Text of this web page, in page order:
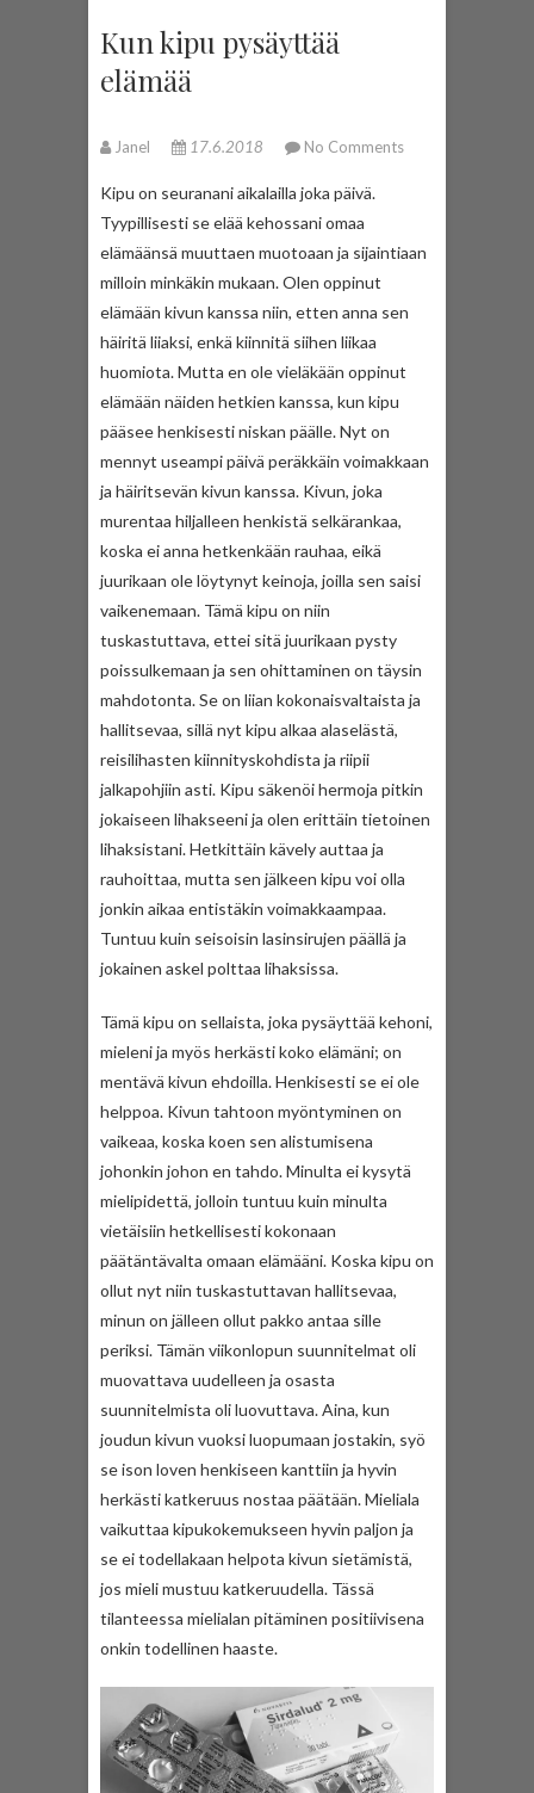
Kun kipu pysäyttää
elämää
Janel 17.6.2018 No Comments
Kipu on seuranani aikalailla joka päivä.
Tyypillisesti se elää kehossani omaa
elämäänsä muuttaen muotoaan ja sijaintiaan
milloin minkäkin mukaan. Olen oppinut
elämään kivun kanssa niin, etten anna sen
häiritä liiaksi, enkä kiinnitä siihen liikaa
huomiota. Mutta en ole vieläkään oppinut
elämään näiden hetkien kanssa, kun kipu
pääsee henkisesti niskan päälle. Nyt on
mennyt useampi päivä peräkkäin voimakkaan
ja häiritsevän kivun kanssa. Kivun, joka
murentaa hiljalleen henkistä selkärankaa,
koska ei anna hetkenkään rauhaa, eikä
juurikaan ole löytynyt keinoja, joilla sen saisi
vaikenemaan. Tämä kipu on niin
tuskastuttava, ettei sitä juurikaan pysty
poissulkemaan ja sen ohittaminen on täysin
mahdotonta. Se on liian kokonaisvaltaista ja
hallitsevaa, sillä nyt kipu alkaa alaselästä,
reisilihasten kiinnityskohdista ja riipii
jalkapohjiin asti. Kipu säkenöi hermoja pitkin
jokaiseen lihakseeni ja olen erittäin tietoinen
lihaksistani. Hetkittäin kävely auttaa ja
rauhoittaa, mutta sen jälkeen kipu voi olla
jonkin aikaa entistäkin voimakkaampaa.
Tuntuu kuin seisoisin lasinsirujen päällä ja
jokainen askel polttaa lihaksissa.
Tämä kipu on sellaista, joka pysäyttää kehoni,
mieleni ja myös herkästi koko elämäni; on
mentävä kivun ehdoilla. Henkisesti se ei ole
helppoa. Kivun tahtoon myöntyminen on
vaikeaa, koska koen sen alistumisena
johonkin johon en tahdo. Minulta ei kysytä
mielipidettä, jolloin tuntuu kuin minulta
vietäisiin hetkellisesti kokonaan
päätäntävalta omaan elämääni. Koska kipu on
ollut nyt niin tuskastuttavan hallitsevaa,
minun on jälleen ollut pakko antaa sille
periksi. Tämän viikonlopun suunnitelmat oli
muovattava uudelleen ja osasta
suunnitelmista oli luovuttava. Aina, kun
joudun kivun vuoksi luopumaan jostakin, syö
se ison loven henkiseen kanttiin ja hyvin
herkästi katkeruus nostaa päätään. Mieliala
vaikuttaa kipukokemukseen hyvin paljon ja
se ei todellakaan helpota kivun sietämistä,
jos mieli mustuu katkeruudella. Tässä
tilanteessa mielialan pitäminen positiivisena
onkin todellinen haaste.